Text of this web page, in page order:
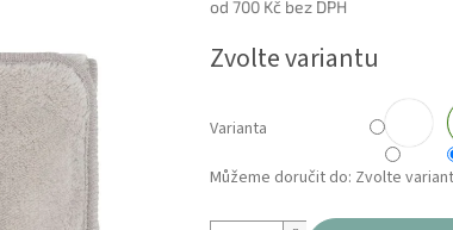
od 700 Kč bez DPH
cena:
Zvolte variantu
Varianta
Můžeme doručit do: Zvolte